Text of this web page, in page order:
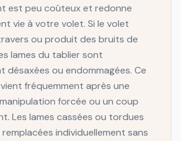
est peu coûteux et redonne
vie à votre volet. Si le volet
ou produit des bruits de
lames du tablier sont
désaxées ou endommagées. Ce
fréquemment après une
forcée ou un coup
Les lames cassées ou tordues
individuellement sans